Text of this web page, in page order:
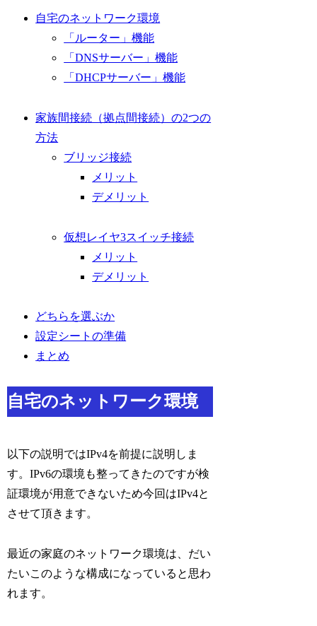
自宅のネットワーク環境
「ルーター」機能
「DNSサーバー」機能
「DHCPサーバー」機能
家族間接続（拠点間接続）の2つの
方法
ブリッジ接続
メリット
デメリット
仮想レイヤ3スイッチ接続
メリット
デメリット
どちらを選ぶか
設定シートの準備
まとめ
自宅のネットワーク環境
以下の説明ではIPv4を前提に説明しま
す。IPv6の環境も整ってきたのですが検
証環境が用意できないため今回はIPv4と
させて頂きます。
最近の家庭のネットワーク環境は、だい
たいこのような構成になっていると思わ
れます。